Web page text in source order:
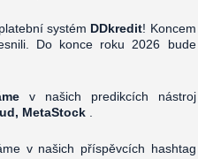
systém DDkredit! Koncem
Do konce roku 2026 bude
v našich predikcích nástroj
MetaStock
v našich příspěvcích hashtag